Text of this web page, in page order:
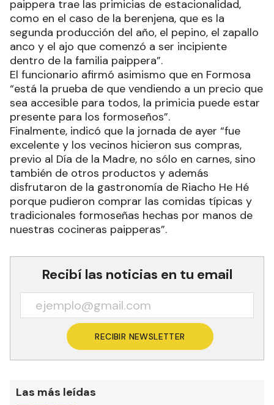
paippera trae las primicias de estacionalidad,
como en el caso de la berenjena, que es la
segunda producción del año, el pepino, el zapallo
anco y el ajo que comenzó a ser incipiente
dentro de la familia paippera”.
El funcionario afirmó asimismo que en Formosa
“está la prueba de que vendiendo a un precio que
sea accesible para todos, la primicia puede estar
presente para los formoseños”.
Finalmente, indicó que la jornada de ayer “fue
excelente y los vecinos hicieron sus compras,
previo al Día de la Madre, no sólo en carnes, sino
también de otros productos y además
disfrutaron de la gastronomía de Riacho He Hé
porque pudieron comprar las comidas típicas y
tradicionales formoseñas hechas por manos de
nuestras cocineras paipperas”.
Recibí las noticias en tu email
RECIBIR NEWSLETTER
Las más leídas